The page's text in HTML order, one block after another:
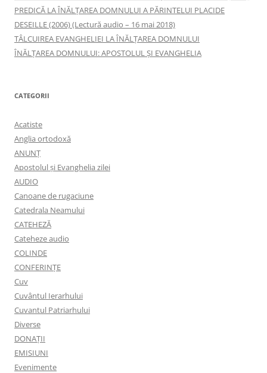
PREDICĂ LA ÎNĂLŢAREA DOMNULUI A PĂRINTELUI PLACIDE
DESEILLE (2006) (Lectură audio – 16 mai 2018)
TÂLCUIREA EVANGHELIEI LA ÎNĂLŢAREA DOMNULUI
ÎNĂLŢAREA DOMNULUI: APOSTOLUL ȘI EVANGHELIA
CATEGORII
Acatiste
Anglia ortodoxă
ANUNŢ
Apostolul şi Evanghelia zilei
AUDIO
Canoane de rugaciune
Catedrala Neamului
CATEHEZĂ
Cateheze audio
COLINDE
CONFERINȚE
Cuv
Cuvântul Ierarhului
Cuvantul Patriarhului
Diverse
DONAȚII
EMISIUNI
Evenimente